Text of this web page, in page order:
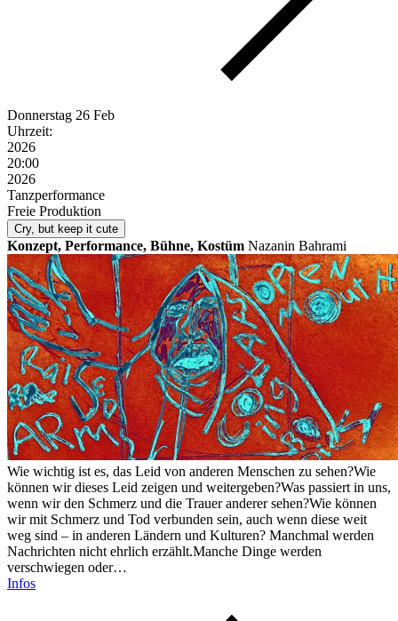
Donnerstag 26 Feb
Uhrzeit:
2026
20:00
2026
Tanzperformance
Freie Produktion
Cry, but keep it cute
Konzept, Performance, Bühne, Kostüm Nazanin Bahrami
Wie wichtig ist es, das Leid von anderen Menschen zu sehen?Wie
können wir dieses Leid zeigen und weitergeben?Was passiert in uns,
wenn wir den Schmerz und die Trauer anderer sehen?Wie können
wir mit Schmerz und Tod verbunden sein, auch wenn diese weit
weg sind – in anderen Ländern und Kulturen? Manchmal werden
Nachrichten nicht ehrlich erzählt.Manche Dinge werden
verschwiegen oder…
Infos